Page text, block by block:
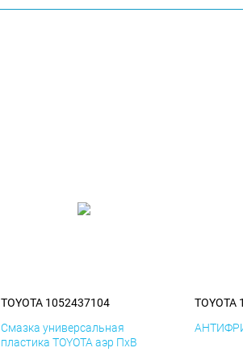
TOYOTA 1052437104
Смазка универсальная
пластика TOYOTA аэр ПхВ
TOYOTA